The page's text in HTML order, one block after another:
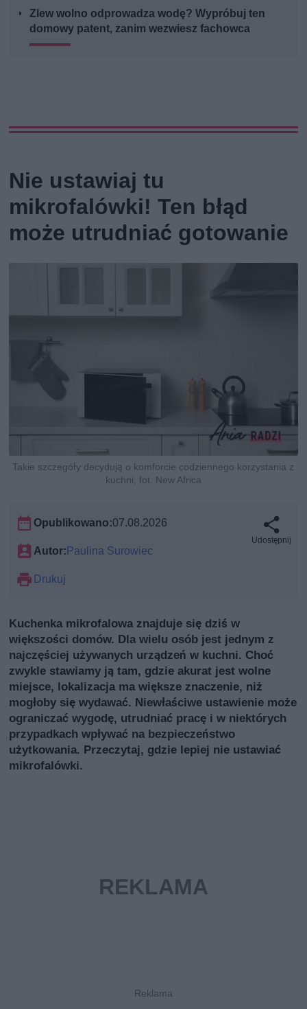
Zlew wolno odprowadza wodę? Wypróbuj ten
domowy patent, zanim wezwiesz fachowca
Nie ustawiaj tu
mikrofalówki! Ten błąd
może utrudniać gotowanie
Takie szczegóły decydują o komforcie codziennego korzystania z
kuchni, fot. New Africa
Opublikowano:07.08.2026
Autor:Paulina Surowiec
Drukuj
Udostępnij
Kuchenka mikrofalowa znajduje się dziś w
większości domów. Dla wielu osób jest jednym z
najczęściej używanych urządzeń w kuchni. Choć
zwykle stawiamy ją tam, gdzie akurat jest wolne
miejsce, lokalizacja ma większe znaczenie, niż
mogłoby się wydawać. Niewłaściwe ustawienie może
ograniczać wygodę, utrudniać pracę i w niektórych
przypadkach wpływać na bezpieczeństwo
użytkowania. Przeczytaj, gdzie lepiej nie ustawiać
mikrofalówki.